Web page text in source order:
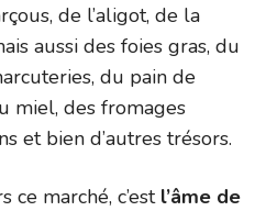
de l’aligot, de la
aussi des foies gras, du
du pain de
miel, des fromages
et bien d’autres trésors.
ce marché, c’est l’âme de